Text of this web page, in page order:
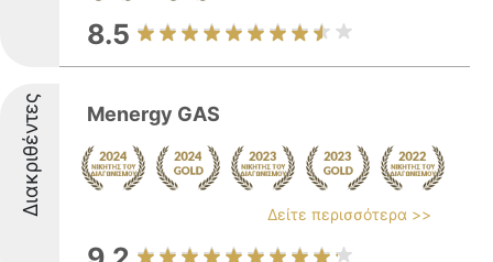
8.5
Διακριθέντες Menergy GAS
Δείτε περισσότερα >>